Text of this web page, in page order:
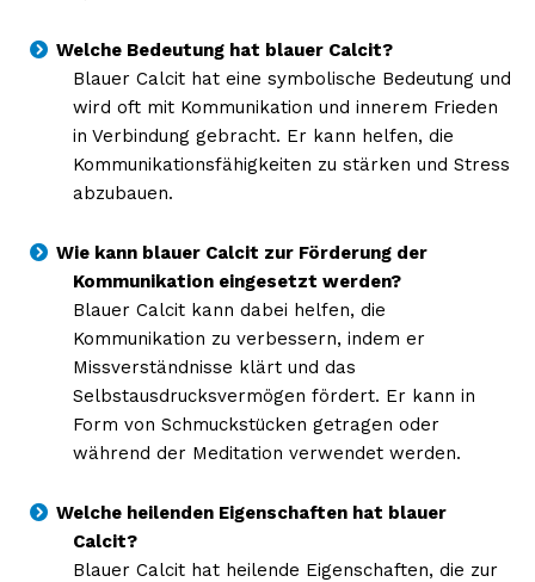
Welche Bedeutung hat blauer Calcit?
Blauer Calcit hat eine symbolische Bedeutung und
wird oft mit Kommunikation und innerem Frieden
in Verbindung gebracht. Er kann helfen, die
Kommunikationsfähigkeiten zu stärken und Stress
abzubauen.
Wie kann blauer Calcit zur Förderung der
Kommunikation eingesetzt werden?
Blauer Calcit kann dabei helfen, die
Kommunikation zu verbessern, indem er
Missverständnisse klärt und das
Selbstausdrucksvermögen fördert. Er kann in
Form von Schmuckstücken getragen oder
während der Meditation verwendet werden.
Welche heilenden Eigenschaften hat blauer
Calcit?
Blauer Calcit hat heilende Eigenschaften, die zur